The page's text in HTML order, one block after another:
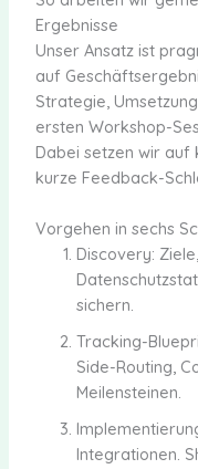
Ergebnisse
Unser Ansatz ist
auf
Strategie,
ersten Workshop-
Dabei setzen wir
kurze Feedback-
Vorgehen in sechs
Discovery:
sichern.
Tracking-
Side-Routing,
Meilensteinen.
Integrationen.